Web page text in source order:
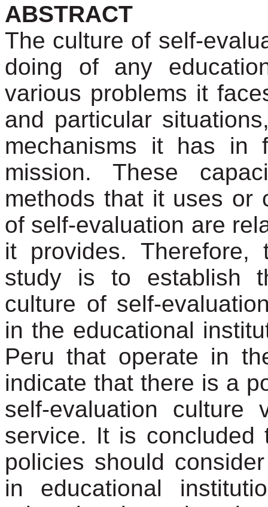
ABSTRACT
The culture of self-
doing of any
various problems it
and particular
mechanisms it has in
mission. These
methods that it uses or
of self-evaluation are
it provides.
study is to establish
culture of self-
in the educational
Peru that operate in
indicate that there is a
self-evaluation culture
service. It is concluded
policies should
in educational